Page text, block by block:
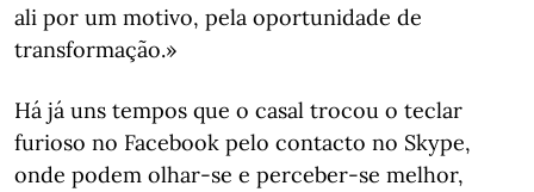
ali por um motivo, pela oportunidade de
transformação.»
Há já uns tempos que o casal trocou o teclar
furioso no Facebook pelo contacto no Skype,
onde podem olhar-se e perceber-se melhor,